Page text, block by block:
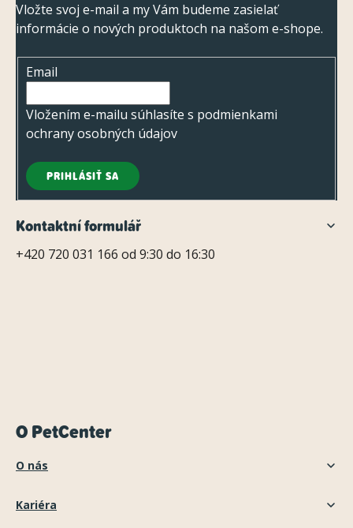
Vložte svoj e-mail a my Vám budeme zasielať
informácie o nových produktoch na našom e-shope.
Email
Vložením e-mailu súhlasíte s podmienkami
ochrany osobných údajov
PRIHLÁSIŤ SA
Kontaktní formulář
+420 720 031 166 od 9:30 do 16:30
O PetCenter
O nás
Kariéra